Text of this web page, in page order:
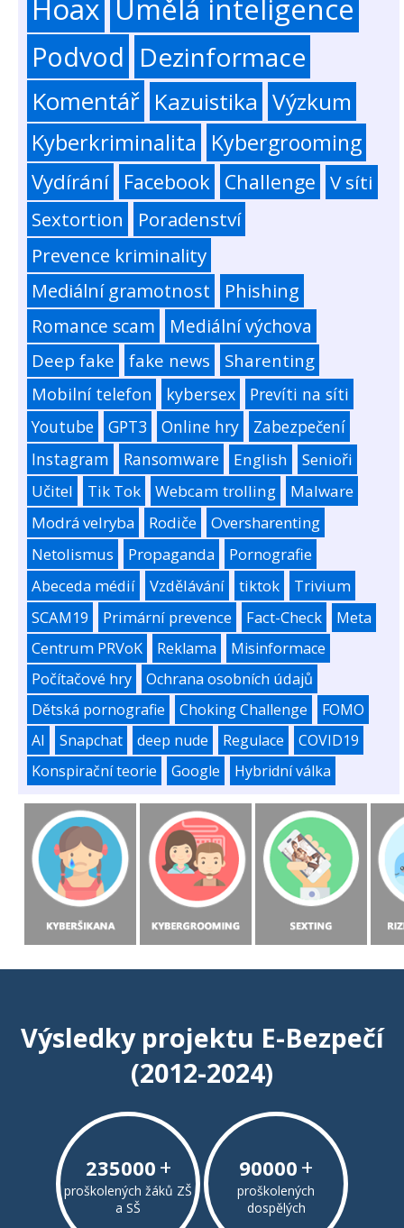
Hoax Umělá inteligence
Podvod Dezinformace
Komentář Kazuistika Výzkum
Kyberkriminalita Kybergrooming
Vydírání Facebook Challenge
V síti
Sextortion
Poradenství
Prevence kriminality
Mediální gramotnost
Phishing
Romance scam
Mediální výchova
Deep fake fake news Sharenting
Mobilní telefon kybersex
Prevíti na síti
Youtube
GPT3 Online hry
Zabezpečení
Instagram
Ransomware English
Senioři
Učitel
Tik Tok Webcam trolling
Malware
Modrá velryba
Rodiče
Oversharenting
Netolismus
Propaganda
Pornografie
Abeceda médií
Vzdělávání tiktok
Trivium
SCAM19
Primární prevence Fact-Check
Meta
Centrum PRVoK
Reklama
Misinformace
Počítačové hry
Ochrana osobních údajů
Dětská pornografie
Choking Challenge
FOMO
AI
Snapchat deep nude Regulace
COVID19
Konspirační teorie
Google Hybridní válka
Výsledky projektu E-Bezpečí
(2012-2024)
235000 +
proškolených žáků ZŠ
a SŠ
90000 +
proškolených
dospělých